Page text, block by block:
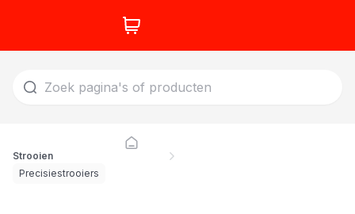
Strooien
Precisiestrooiers